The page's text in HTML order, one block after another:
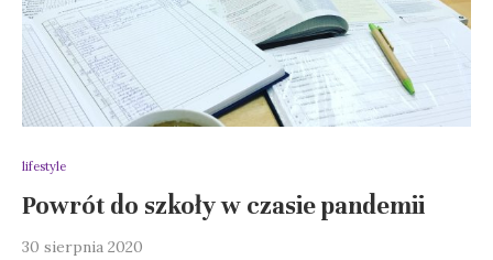
lifestyle
Powrót do szkoły w czasie pandemii
30 sierpnia 2020